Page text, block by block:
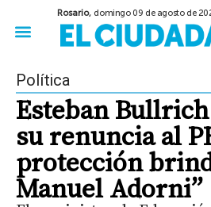
Rosario, domingo 09 de agosto de
Política
Esteban
su renuncia al
protección
Manuel Adorni”